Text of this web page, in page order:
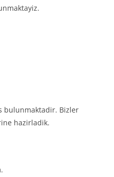
bulunmaktadir. Bizler
hazirladik.